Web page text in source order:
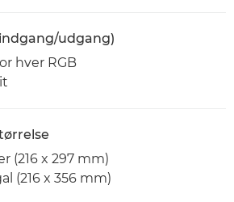
udgang)
hver RGB
(216 x 297 mm)
(216 x 356 mm)